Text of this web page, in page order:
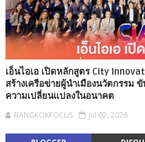
เอ็นไอเอ เปิดหลักสูตร City
สร้างเครือข่ายผู้นำเมืองนวัตกรรม
ความเปลี่ยนแปลงในอนาคต
BANGKOKFOCUS Jul 02, 2026